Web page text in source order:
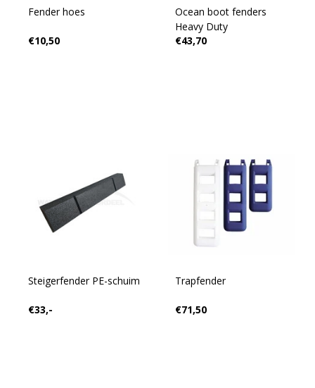
Fender hoes
€10,50
Ocean boot fenders
Heavy Duty
€43,70
Steigerfender PE-schuim
€33,-
Trapfender
€71,50